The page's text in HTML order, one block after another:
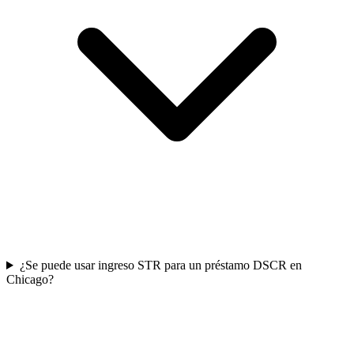
¿Se puede usar ingreso STR para un préstamo DSCR en
Chicago?